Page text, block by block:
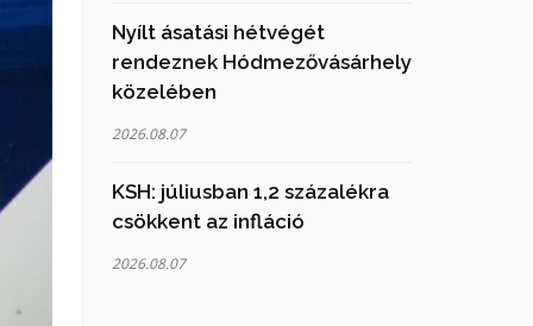
Nyílt ásatási hétvégét
rendeznek Hódmezővásárhely
közelében
2026.08.07
KSH: júliusban 1,2 százalékra
csökkent az infláció
2026.08.07